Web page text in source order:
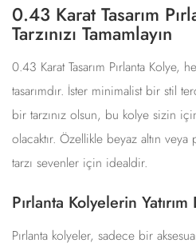
0.43 Karat Tasarım
Tarzınızı Tamamlayın
0.43 Karat Tasarım Pırlanta Kolye,
tasarımdır. İster minimalist bir stil
bir tarzınız olsun, bu kolye sizin
olacaktır. Özellikle beyaz altın
tarzı sevenler için idealdir.
Pırlanta Kolyelerin
Pırlanta kolyeler, sadece bir